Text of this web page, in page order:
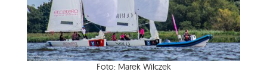
Foto: Marek Wilczek